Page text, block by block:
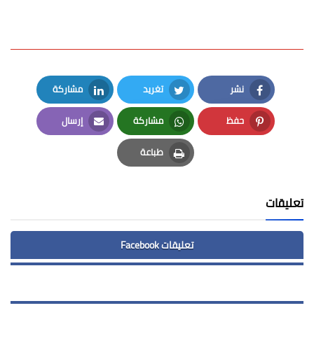
نشر
Facebook
تغريد
Twitter
مشاركة
LinkedIn
حفظ
Pinterest
مشاركة
Whatsapp
إرسال
Email
طباعة
Print
تعليقات
تعليقات Facebook